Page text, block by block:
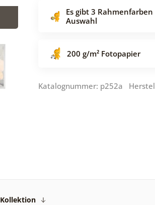
Es gibt 3
Auswahl
200 g/m² Fotopapier
Katalognummer: p252a